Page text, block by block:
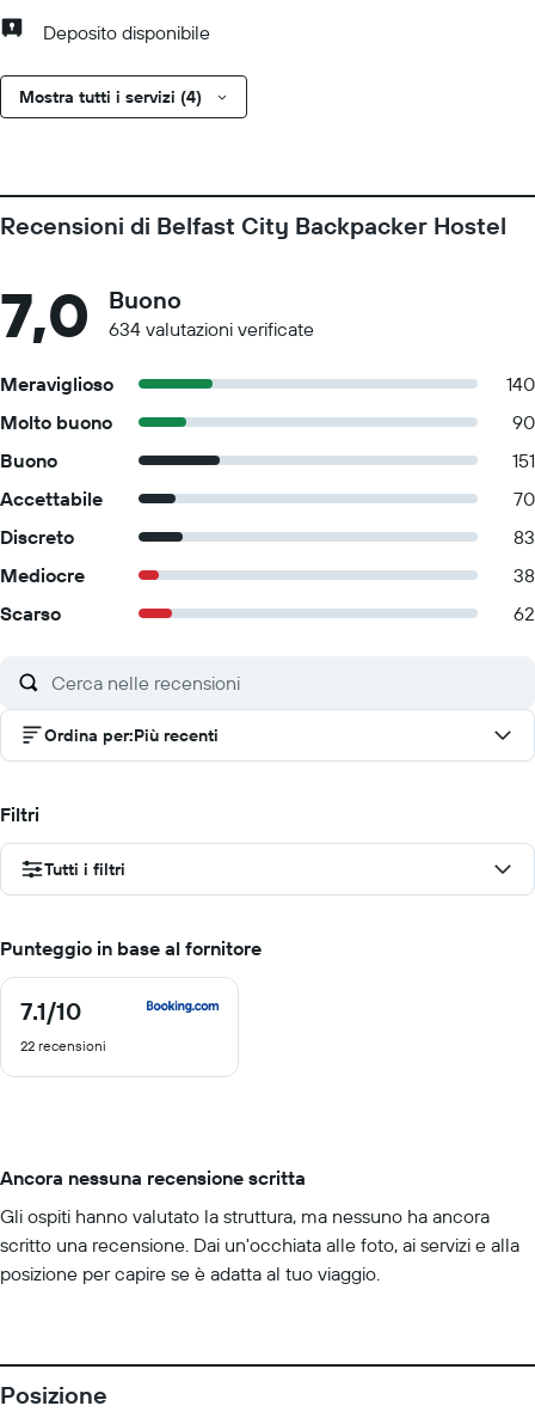
Deposito disponibile
Mostra tutti i servizi (4)
Recensioni di Belfast City Backpacker Hostel
7,0 Buono
634 valutazioni verificate
Meraviglioso
140
Molto buono
90
Buono
151
Accettabile
70
Discreto
83
Mediocre
38
Scarso
62
Ordina per:Più recenti
Filtri
Tutti i filtri
Punteggio in base al fornitore
7.1/10
7.1
10
22 recensioni
Ancora nessuna recensione scritta
Gli ospiti hanno valutato la struttura, ma nessuno ha ancora
scritto una recensione. Dai un'occhiata alle foto, ai servizi e alla
posizione per capire se è adatta al tuo viaggio.
Posizione